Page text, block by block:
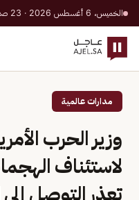
الخميس، 6 أغسطس 2026 · 23 صفر 1448 هـ
مدارات عالمية
وزير الحرب
لاستئناف
تعذر التوصل إلى